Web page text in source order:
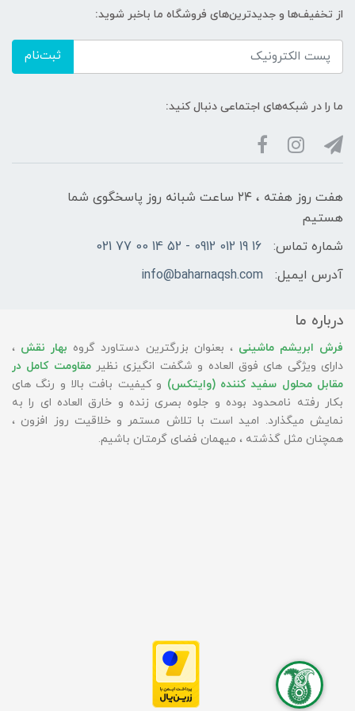
از تخفیف‌ها و جدیدترین‌های فروشگاه ما باخبر شوید:
ثبت‌نام
ما را در شبکه‌های اجتماعی دنبال کنید:
هفت روز هفته ، ۲۴ ساعت شبانه‌ روز پاسخگوی شما
هستیم
شماره تماس:
16 19 012 0912 - 52 14 00 77 021
آدرس ایمیل:
info@baharnaqsh.com
درباره ما
فرش ابریشم ماشینی ، بعنوان بزرگترین دستاورد گروه بهار نقش ،
دارای ویژگی های فوق العاده و شگفت انگیزی نظیرمقاومت کامل در
مقابل محلول سفید کننده (وایتکس) و کیفیت بافت بالا و رنگ های
بکار رفته نامحدود بوده و جلوه بصری زنده و خارق العاده ای را به
نمایش میگذارد. امید است با تلاش مستمر و خلاقیت روز افزون ،
همچنان مثل گذشته ، میهمان فضای گرمتان باشیم.